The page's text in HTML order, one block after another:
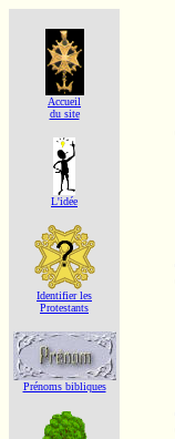
Accueil
du site
L'idée
Identifier les
Protestants
Prénoms bibliques